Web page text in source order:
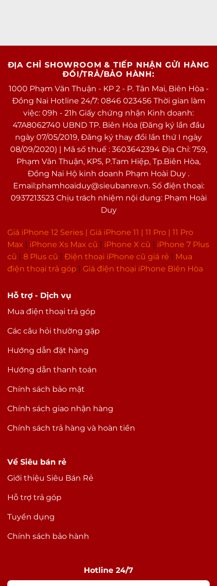
Hỗ trợ - Dịch vụ
Mua điện thoại trả góp
Các câu hỏi thường gặp
Hướng dẫn đặt hàng
Hướng dẫn thanh toán
Chính sách bảo mật
Chính sách giao nhận hàng
Chính sách trả hàng và hoàn tiền
Về Siêu bán rẻ
Giới thiệu Siêu Bán Rẻ
Hỗ trợ trả góp
Tuyển dụng
Chính sách bảo hành
Hotline 24/7
ĐỊA CHỈ SHOWROOM & TIẾP NHẬN GỬI HÀNG
ĐỔI/TRẢ/BẢO HÀNH:
1000 Phạm Văn Thuận - KP 2 - P. Tân Mai, Biên Hòa -
Đồng Nai Hotline 24/7: 0846 023456 Thời gian làm
việc: 09h - 21h Giấy chứng nhận Kinh doanh:
47A8062740 UBND TP. Biên Hòa (Đăng ký lần đầu
ngày 07/05/2019, Đăng ký thay đổi lần thứ I ngày
08/09/2020) | Mã số thuế : 3603642394 Địa Chỉ: 759,
Phạm Văn Thuận, KP5, P.Tam Hiệp, Tp.Biên Hòa,
Đồng Nai Hộ kinh doanh Phạm Hoài Duy .
Email:phamhoaiduy@sieubanre.vn. Số điện thoại:
0937213523 Chịu trách nhiệm nội dung: Phạm Hoài
Duy
Giá iPhone 12 Series | Giá iPhone 11 | 11 Pro | 11 Pro
Max | iPhone Xs Max cũ | iPhone X cũ | iPhone 7 Plus
cũ | 8 Plus cũ | Điện thoại iPhone cũ giá rẻ | Mua
điện thoại trả góp | Giá điện thoại iPhone Biên Hòa